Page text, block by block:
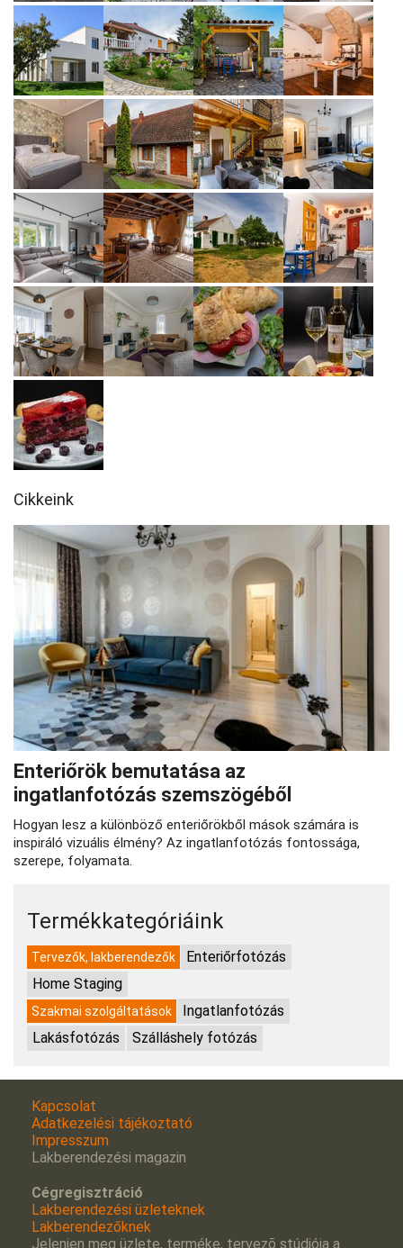
Cikkeink
Enteriőrök bemutatása az
ingatlanfotózás szemszögéből
Hogyan lesz a különböző enteriőrökből mások számára is
inspiráló vizuális élmény? Az ingatlanfotózás fontossága,
szerepe, folyamata.
Termékkategóriáink
Tervezők, lakberendezők
Enteriőrfotózás
Home Staging
Szakmai szolgáltatások
Ingatlanfotózás
Lakásfotózás
Szálláshely fotózás
Kapcsolat
Adatkezelési tájékoztató
Impresszum
Lakberendezési magazin
Cégregisztráció
Lakberendezési üzleteknek
Lakberendezőknek
Jelenjen meg üzlete, terméke, tervezõ stúdiója a